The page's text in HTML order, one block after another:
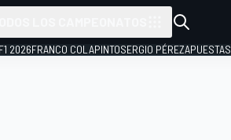
2026FRANCO COLAPINTOSERGIO PÉREZAPUESTAS